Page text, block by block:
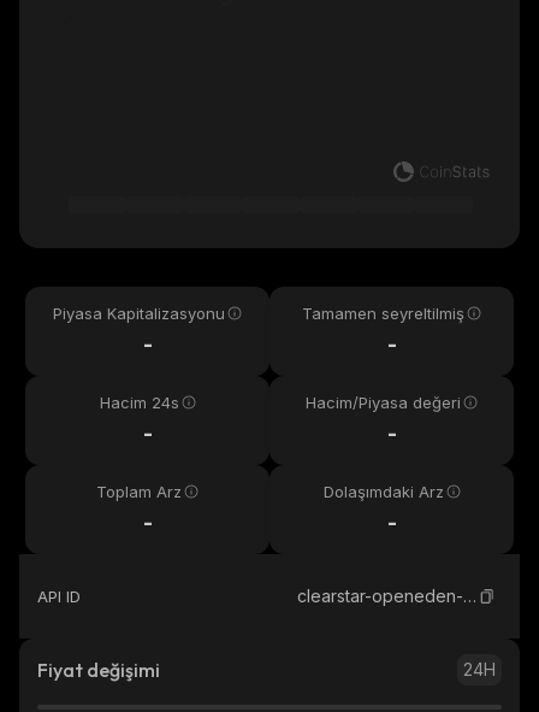
Piyasa Kapitalizasyonu
-
Tamamen seyreltilmiş
-
Hacim 24s
-
Hacim/Piyasa değeri
-
Toplam Arz
-
Dolaşımdaki Arz
-
API ID clearstar-openeden-usdc
Fiyat değişimi 24H